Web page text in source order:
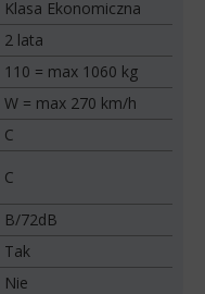
Klasa Ekonomiczna
2 lata
110 = max 1060 kg
W = max 270 km/h
C
C
B/72dB
Tak
Nie